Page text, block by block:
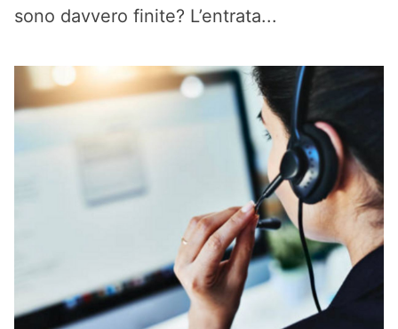
sono davvero finite? L’entrata...